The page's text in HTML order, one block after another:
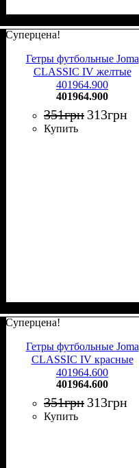
Суперцена!
Гетры футбольные Joma
CLASSIC IV желтые
401964.900
401964.900
351грн 313грн
Купить
Суперцена!
Гетры футбольные Joma
CLASSIC IV красные
401964.600
401964.600
351грн 313грн
Купить